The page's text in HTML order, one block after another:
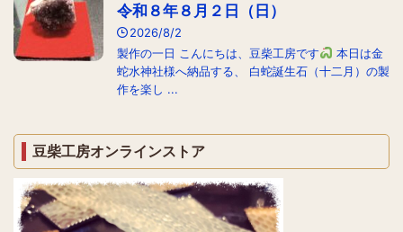
令和８年８月２日（日）
2026/8/2
製作の一日 こんにちは、豆柴工房です
本日は金
蛇水神社様へ納品する、 白蛇誕生石（十二月）の製
作を楽し ...
豆柴工房オンラインストア